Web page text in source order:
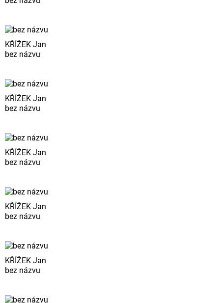
KŘÍŽEK Jan
bez názvu
KŘÍŽEK Jan
bez názvu
KŘÍŽEK Jan
bez názvu
KŘÍŽEK Jan
bez názvu
KŘÍŽEK Jan
bez názvu